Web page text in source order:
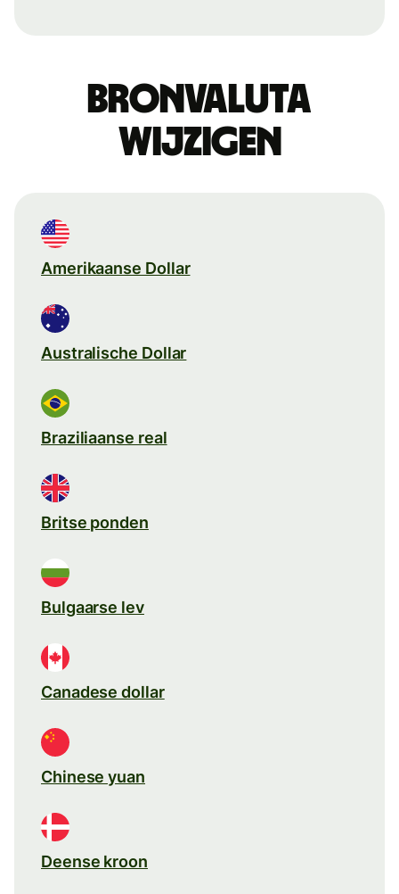
Bronvaluta
wijzigen
Amerikaanse Dollar
Australische Dollar
Braziliaanse real
Britse ponden
Bulgaarse lev
Canadese dollar
Chinese yuan
Deense kroon